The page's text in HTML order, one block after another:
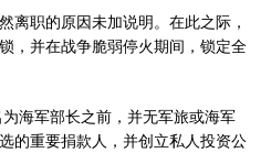
离职的原因未加说明。在此之际，
，并在战争脆弱停火期间，锁定全
海军部长之前，并无军旅或海军
的重要捐款人，并创立私人投资公